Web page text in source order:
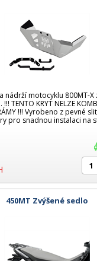
nádrží motocyklu 800MT-
TENTO KRYT NELZE
!!! Vyrobeno z pevné
pro snadnou instalaci na
450MT Zvýšené sedlo